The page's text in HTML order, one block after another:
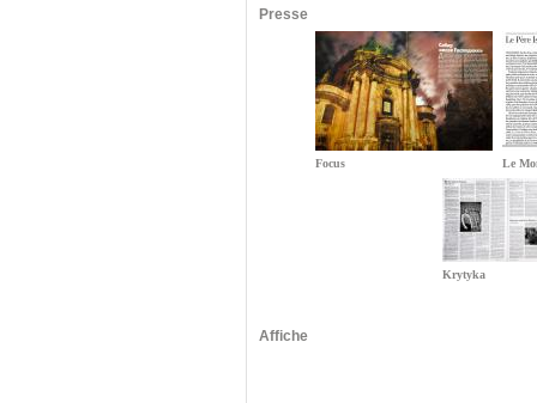
Presse
Focus Le
Krytyka
Affiche